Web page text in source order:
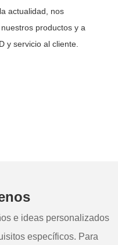
actualidad, nos
productos y a
y servicio al cliente.
e ideas personalizados
específicos. Para